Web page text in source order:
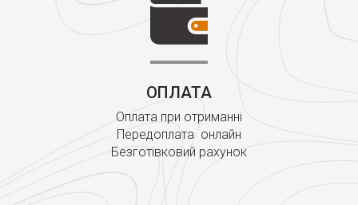
ОПЛАТА
Оплата при отриманні
Передоплата онлайн
Безготівковий рахунок